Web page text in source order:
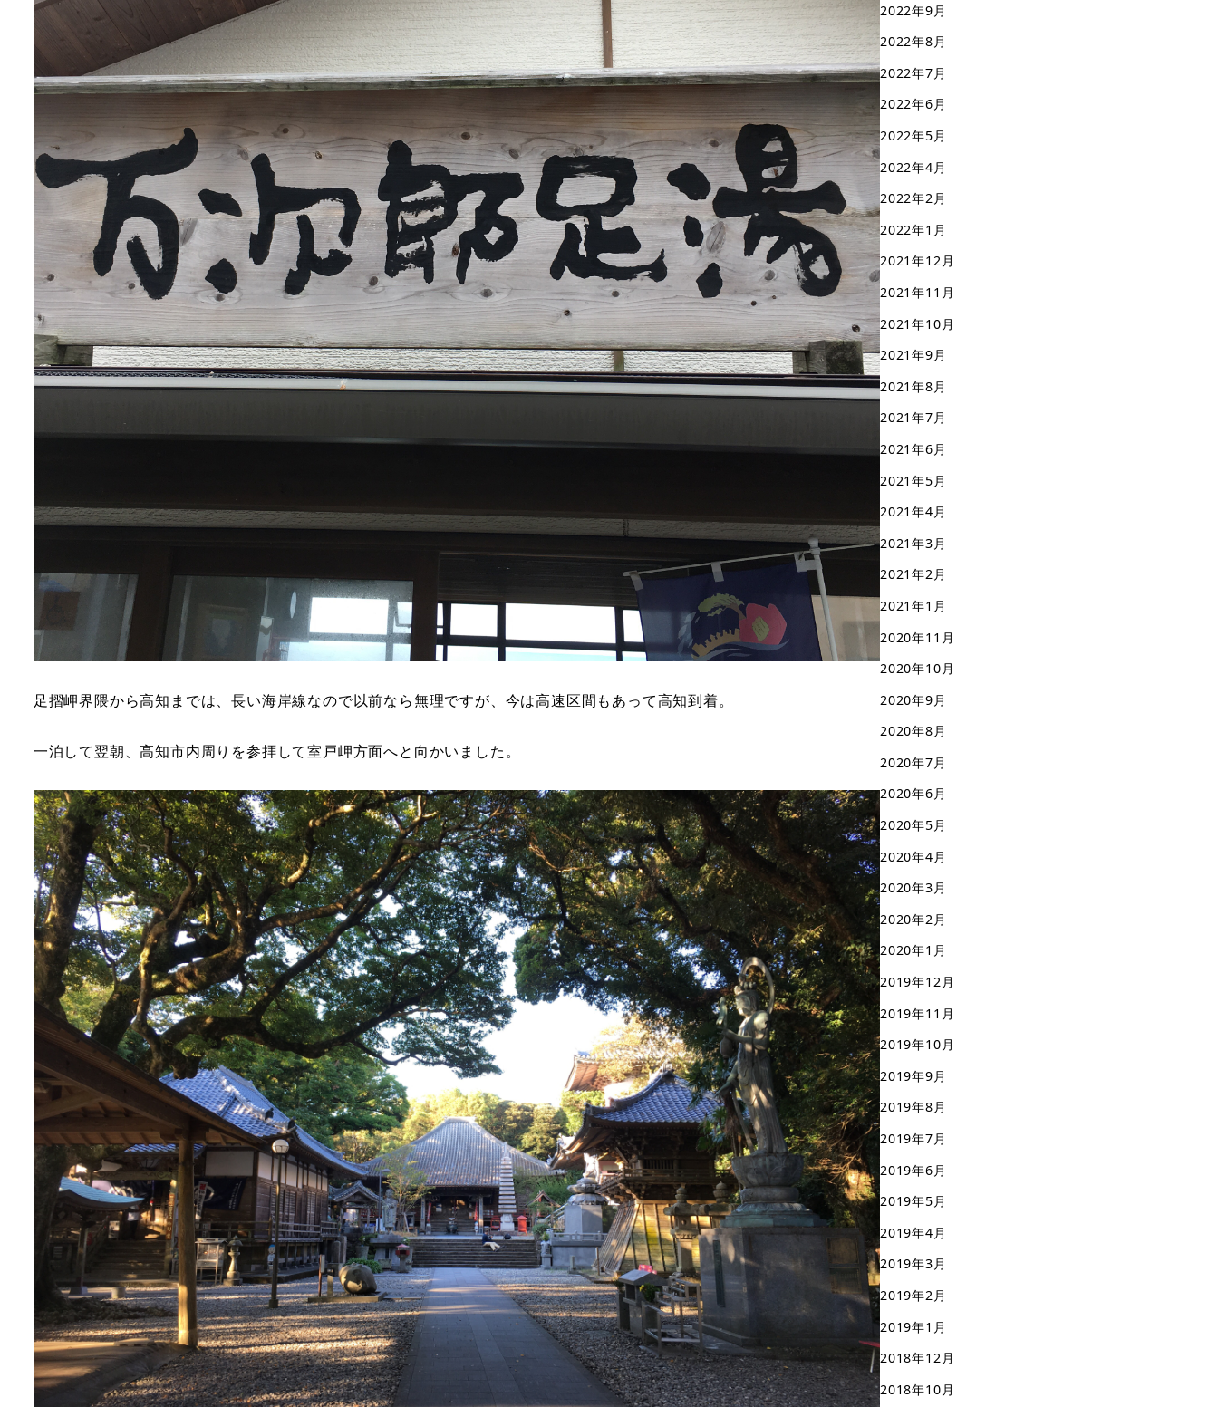
足摺岬界隈から高知までは、長い海岸線なので以前なら無理ですが、今は高速区間もあって高知到着。
一泊して翌朝、高知市内周りを参拝して室戸岬方面へと向かいました。
2022年9月
2022年8月
2022年7月
2022年6月
2022年5月
2022年4月
2022年2月
2022年1月
2021年12月
2021年11月
2021年10月
2021年9月
2021年8月
2021年7月
2021年6月
2021年5月
2021年4月
2021年3月
2021年2月
2021年1月
2020年11月
2020年10月
2020年9月
2020年8月
2020年7月
2020年6月
2020年5月
2020年4月
2020年3月
2020年2月
2020年1月
2019年12月
2019年11月
2019年10月
2019年9月
2019年8月
2019年7月
2019年6月
2019年5月
2019年4月
2019年3月
2019年2月
2019年1月
2018年12月
2018年10月